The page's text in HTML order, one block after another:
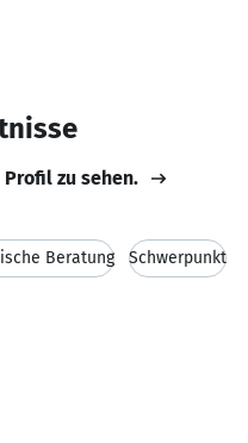
Profil zu sehen.
Beratung Schwerpunkt